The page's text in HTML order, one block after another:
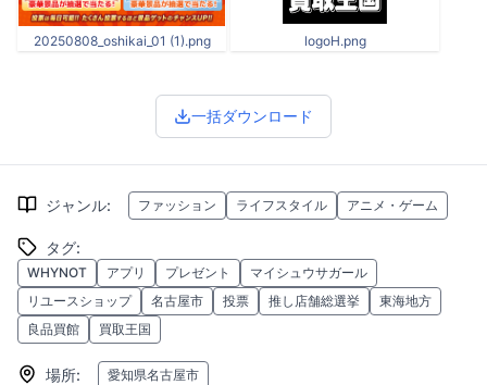
20250808_oshikai_01 (1).png logoH.png
一括ダウンロード
ジャンル: ファッション ライフスタイル アニメ・ゲーム
タグ:
WHYNOT アプリ プレゼント
マイシュウサガール
リユースショップ
名古屋市 投票 推し店舗総選挙
東海地方
良品買館
買取王国
場所: 愛知県名古屋市